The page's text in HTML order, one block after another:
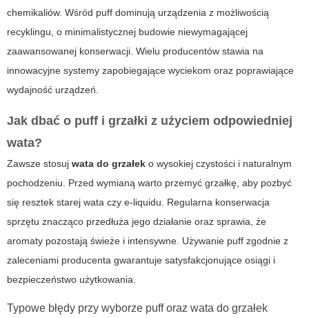
chemikaliów. Wśród puff dominują urządzenia z możliwością
recyklingu, o minimalistycznej budowie niewymagającej
zaawansowanej konserwacji. Wielu producentów stawia na
innowacyjne systemy zapobiegające wyciekom oraz poprawiające
wydajność urządzeń.
Jak dbać o puff i grzałki z użyciem odpowiedniej
wata?
Zawsze stosuj wata do grzałek o wysokiej czystości i naturalnym
pochodzeniu. Przed wymianą warto przemyć grzałkę, aby pozbyć
się resztek starej wata czy e-liquidu. Regularna konserwacja
sprzętu znacząco przedłuża jego działanie oraz sprawia, że
aromaty pozostają świeże i intensywne. Używanie puff zgodnie z
zaleceniami producenta gwarantuje satysfakcjonujące osiągi i
bezpieczeństwo użytkowania.
Typowe błędy przy wyborze puff oraz wata do grzałek